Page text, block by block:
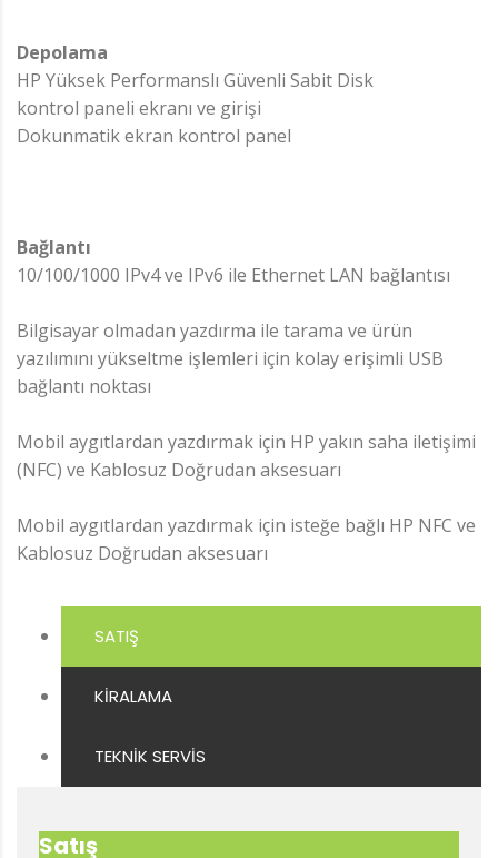
Depolama
HP Yüksek Performanslı Güvenli Sabit Disk
kontrol paneli ekranı ve girişi
Dokunmatik ekran kontrol panel
Bağlantı
10/100/1000 IPv4 ve IPv6 ile Ethernet LAN bağlantısı
Bilgisayar olmadan yazdırma ile tarama ve ürün
yazılımını yükseltme işlemleri için kolay erişimli USB
bağlantı noktası
Mobil aygıtlardan yazdırmak için HP yakın saha iletişimi
(NFC) ve Kablosuz Doğrudan aksesuarı
Mobil aygıtlardan yazdırmak için isteğe bağlı HP NFC ve
Kablosuz Doğrudan aksesuarı
SATIŞ
KIRALAMA
TEKNIK SERVIS
Satış